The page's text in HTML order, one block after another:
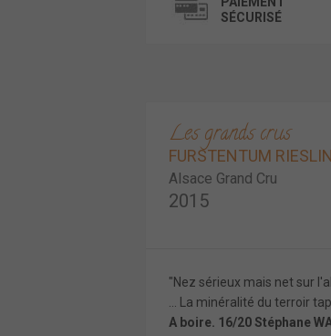
SÉCURISÉ
Les grands crus
FURSTENTUM
Alsace Grand Cru
2015
"Nez sérieux mais net sur
... La minéralité du terroir
A boire. 16/20 Stéphane